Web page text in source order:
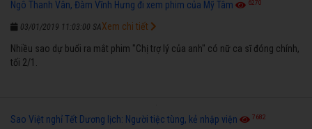
Ngô Thanh Vân, Đàm Vĩnh Hưng đi xem phim của Mỹ Tâm 6270
03/01/2019 11:03:00 SA
Nhiều sao dự buổi ra mắt phim "Chị trợ lý của anh" có nữ ca sĩ đóng chính,
tối 2/1.
Xem chi tiết
Sao Việt nghỉ Tết Dương lịch: Người tiệc tùng, kẻ nhập viện 7682